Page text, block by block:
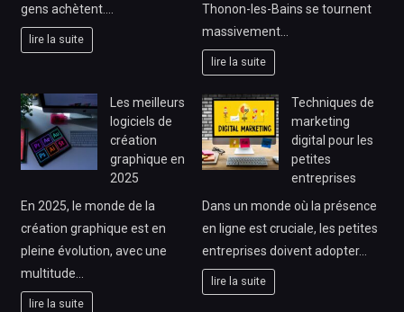
gens achètent.…
lire la suite
Thonon-les-Bains se tournent
massivement…
lire la suite
Les meilleurs
logiciels de
création
graphique en
2025
En 2025, le monde de la
création graphique est en
pleine évolution, avec une
multitude…
lire la suite
Techniques de
marketing
digital pour les
petites
entreprises
Dans un monde où la présence
en ligne est cruciale, les petites
entreprises doivent adopter…
lire la suite